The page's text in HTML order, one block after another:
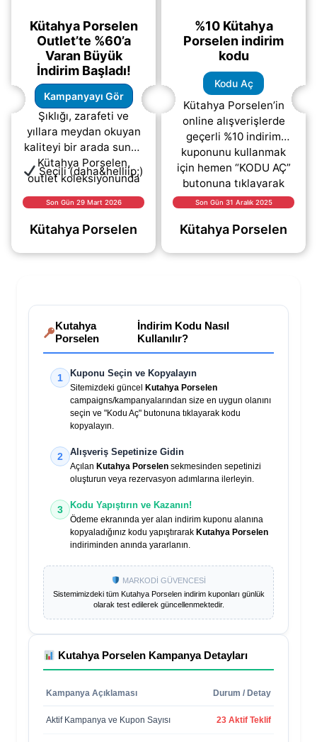
Kütahya Porselen
Outlet’te %60’a
Varan Büyük
İndirim Başladı!
Kampanyayı Gör
Şıklığı, zarafeti ve
yıllara meydan okuyan
kaliteyi bir arada sunan
Kütahya Porselen,
outlet koleksiyonunda
kaçırılmayacak fırsatlar
sunuyor!
Seçili(daha&helliip;)
Son Gün 29 Mart 2026
Kütahya Porselen
%10 Kütahya
Porselen indirim
kodu
Kodu Aç
Kütahya Porselen’in
online alışverişlerde
geçerli %10 indirim
kuponunu kullanmak
için hemen “KODU AÇ”
butonuna tıklayarak
kupon kodunu
(daha&helliip;)
Son Gün 31 Aralık 2025
Kütahya Porselen
Kutahya
Porselen
İndirim Kodu Nasıl
Kullanılır?
1 Kuponu Seçin ve Kopyalayın
Sitemizdeki güncel
Kutahya Porselen
campaigns/kampanyalarından size en uygun olanını
seçin ve "Kodu Aç" butonuna tıklayarak kodu
kopyalayın.
2 Alışveriş Sepetinize Gidin
Açılan Kutahya Porselen sekmesinden sepetinizi
oluşturun veya rezervasyon adımlarına ilerleyin.
3 Kodu Yapıştırın ve Kazanın!
Ödeme ekranında yer alan indirim kuponu alanına
kopyaladığınız kodu yapıştırarak Kutahya Porselen
indiriminden anında yararlanın.
MARKODİ GÜVENCESİ
Sistemimizdeki tüm Kutahya Porselenindirim kuponları günlük
olarak test edilerek güncellenmektedir.
Kutahya Porselen Kampanya Detayları
Kampanya Açıklaması Durum / Detay
Aktif Kampanya ve Kupon Sayısı 23 Aktif Teklif